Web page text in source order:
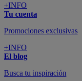
+INFO
Tu cuenta
Promociones exclusivas
+INFO
El blog
Busca tu inspiración